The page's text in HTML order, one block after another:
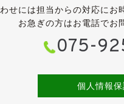
せには担当からの対応にお
お急ぎの方はお電話でお
075-
個人情報